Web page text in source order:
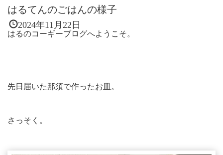
はるてんのごはんの様子
2024年11月22日
はるのコーギーブログへようこそ。
先日届いた那須で作ったお皿。
さっそく。